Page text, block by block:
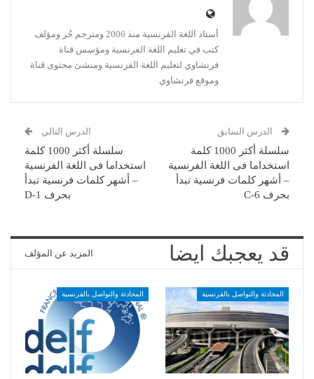
أستاذ اللغة الفرنسية منذ 2006 ومترجم حُر ومؤلف
كتب في تعليم اللغة الفرنسية ومؤسس قناة
فرنشاوي لتعليم اللغة الفرنسية ومنشئ محتوى قناة
وموقع فرنشاوي
الدرس السابق
سلسلة أكثر 1000 كلمة
استخداما فى اللغة الفرنسية
– أشهر كلمات فرنسية تبدأ
بحرف C-6
الدرس التالي
سلسلة أكثر 1000 كلمة
استخداما فى اللغة الفرنسية
– أشهر كلمات فرنسية تبدأ
بحرف D-1
قد يعجبك ايضا المزيد عن المؤلف
المحادثة والتواصل بالفرنسية المحادثة والتواصل بالفرنسية